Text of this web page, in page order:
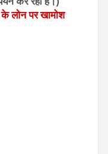
लोन पर खामोश